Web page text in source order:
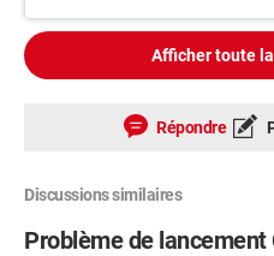
Afficher toute
Répondre
Discussions similaires
Problème de lancement